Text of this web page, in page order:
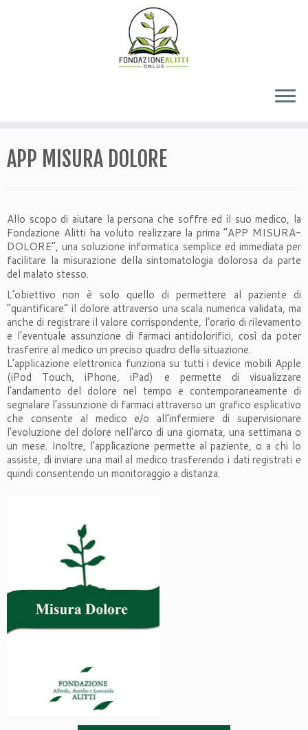
APP MISURA DOLORE
Allo scopo di aiutare la persona che soffre ed il suo medico, la
Fondazione Alitti ha voluto realizzare la prima “APP MISURA-
DOLORE”, una soluzione informatica semplice ed immediata per
facilitare la misurazione della sintomatologia dolorosa da parte
del malato stesso.
L’obiettivo non è solo quello di permettere al paziente di
“quantificare” il dolore attraverso una scala numerica validata, ma
anche di registrare il valore corrispondente, l’orario di rilevamento
e l’eventuale assunzione di farmaci antidolorifici, così da poter
trasferire al medico un preciso quadro della situazione.
L’applicazione elettronica funziona su tutti i device mobili Apple
(iPod Touch, iPhone, iPad) e permette di visualizzare
l’andamento del dolore nel tempo e contemporaneamente di
segnalare l’assunzione di farmaci attraverso un grafico esplicativo
che consente al medico e/o all’infermiere di supervisionare
l’evoluzione del dolore nell’arco di una giornata, una settimana o
un mese. Inoltre, l’applicazione permette al paziente, o a chi lo
assiste, di inviare una mail al medico trasferendo i dati registrati e
quindi consentendo un monitoraggio a distanza.